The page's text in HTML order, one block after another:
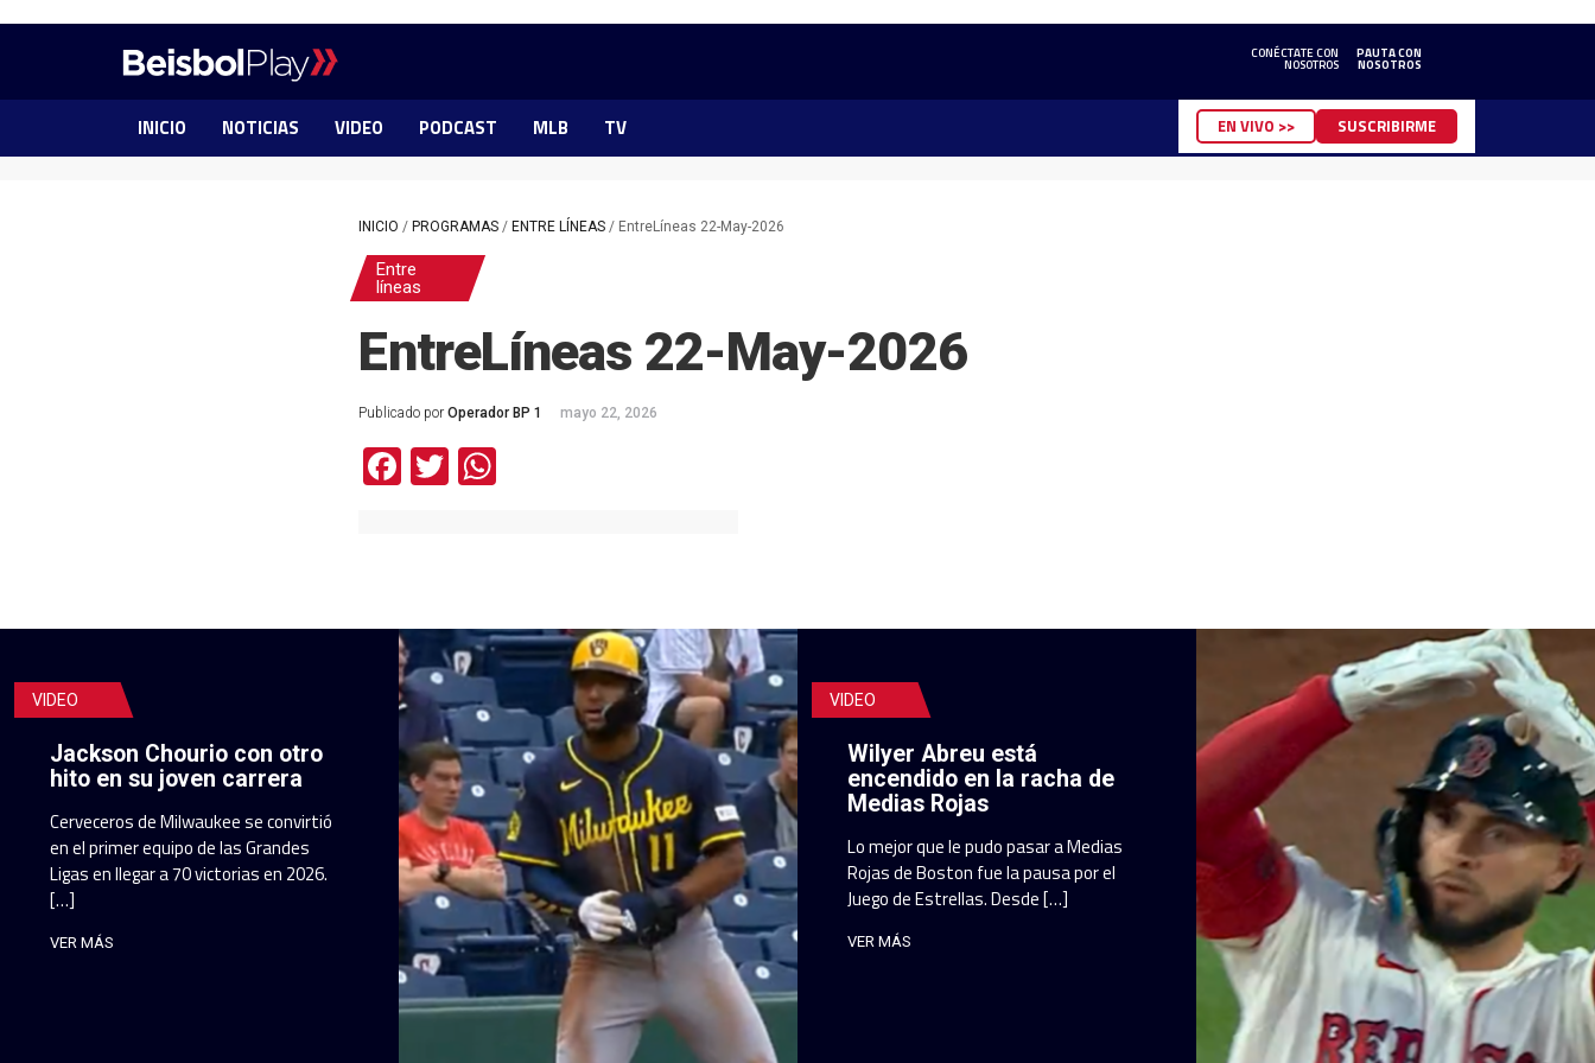
CONÉCTATE CON
NOSOTROS
PAUTA CON
NOSOTROS
INICIO NOTICIAS VIDEO PODCAST MLB TV EN VIVO >> SUSCRIBIRME
INICIO / PROGRAMAS / ENTRE LÍNEAS / EntreLíneas 22-May-2026
Entre
líneas
EntreLíneas 22-May-2026
Publicado porOperador BP 1 mayo 22, 2026
Facebook
Twitter
VIDEO
Jackson Chourio con otro
hito en su joven carrera
Cerveceros de Milwaukee se convirtió
en el primer equipo de las Grandes
Ligas en llegar a 70 victorias en 2026.
[…]
VER MÁS
VIDEO
Wilyer Abreu está
encendido en la racha de
Medias Rojas
Lo mejor que le pudo pasar a Medias
Rojas de Boston fue la pausa por el
Juego de Estrellas. Desde […]
VER MÁS